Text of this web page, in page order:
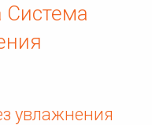
Система
увлажнения